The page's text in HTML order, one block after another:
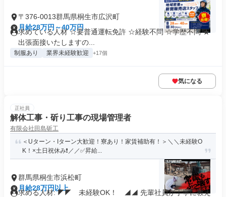
〒376-0013群馬県桐生市広沢町
月給28万円～40万円
求めている人材 ☆要普通運転免許 ☆経験不問 ☆学歴不問 ★
出張面接いたしますの...
制服あり 業界未経験歓迎 +17個
気になる
正社員
解体工事・斫り工事の現場管理者
有限会社田島斫工
＜Uターン・Iターン大歓迎！寮あり！家賃補助有！＞＼＼未経験O
K！×土日祝休み❗／／✅昇給...
群馬県桐生市浜松町
月給28万円以上
求める人材: ◤◤ 未経験OK！ ◢◢ 先輩社員が丁寧に教え